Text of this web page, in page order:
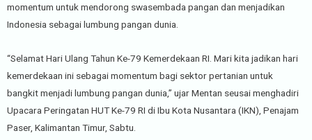
momentum untuk mendorong swasembada pangan dan menjadikan
Indonesia sebagai lumbung pangan dunia.
“Selamat Hari Ulang Tahun Ke-79 Kemerdekaan RI. Mari kita jadikan hari
kemerdekaan ini sebagai momentum bagi sektor pertanian untuk
bangkit menjadi lumbung pangan dunia,” ujar Mentan seusai menghadiri
Upacara Peringatan HUT Ke-79 RI di Ibu Kota Nusantara (IKN), Penajam
Paser, Kalimantan Timur, Sabtu.